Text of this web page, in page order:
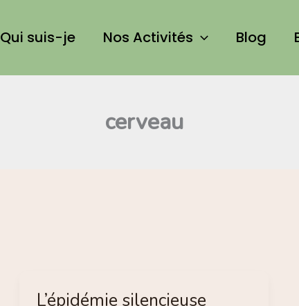
Qui suis-je Nos Activités Blog
cerveau
L’épidémie silencieuse
L’épidémie